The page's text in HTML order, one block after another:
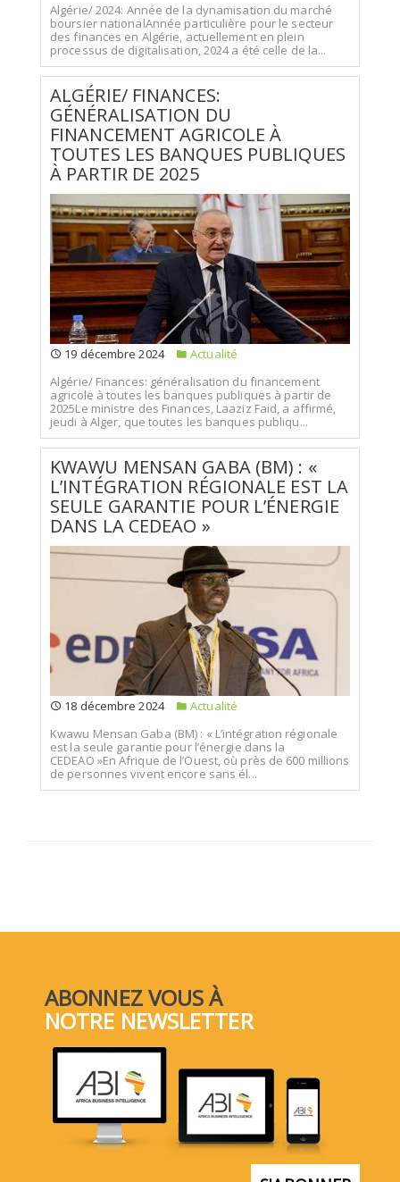
Algérie/ 2024: Année de la dynamisation du marché
boursier nationalAnnée particulière pour le secteur
des finances en Algérie, actuellement en plein
processus de digitalisation, 2024 a été celle de la...
ALGÉRIE/ FINANCES:
GÉNÉRALISATION DU
FINANCEMENT AGRICOLE À
TOUTES LES BANQUES PUBLIQUES
À PARTIR DE 2025
19 décembre 2024
Actualité
Algérie/ Finances: généralisation du financement
agricole à toutes les banques publiques à partir de
2025Le ministre des Finances, Laaziz Faid, a affirmé,
jeudi à Alger, que toutes les banques publiqu...
KWAWU MENSAN GABA (BM) : «
L’INTÉGRATION RÉGIONALE EST LA
SEULE GARANTIE POUR L’ÉNERGIE
DANS LA CEDEAO »
18 décembre 2024
Actualité
Kwawu Mensan Gaba (BM) : « L’intégration régionale
est la seule garantie pour l’énergie dans la
CEDEAO »En Afrique de l’Ouest, où près de 600 millions
de personnes vivent encore sans él...
ABONNEZ VOUS À
NOTRE NEWSLETTER